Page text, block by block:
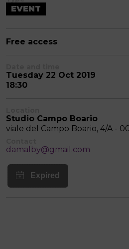
EVENT
Free access
Tuesday 22 Oct 2019
18:30
Studio Campo Boario
viale del Campo Boario, 4/A -
damalby@gmail.com